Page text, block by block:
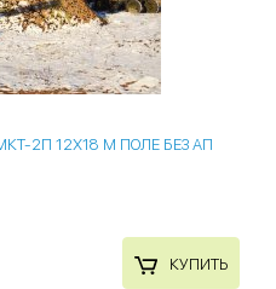
2П 12Х18 М ПОЛЕ БЕЗ АП
КУПИТЬ